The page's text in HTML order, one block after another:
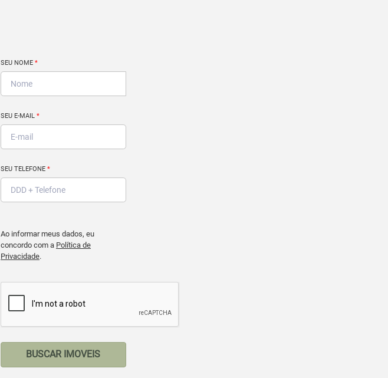
SEU NOME *
SEU E-MAIL *
SEU TELEFONE *
Ao informar meus dados, eu
concordo com a Política de
Privacidade.
BUSCAR IMOVEIS